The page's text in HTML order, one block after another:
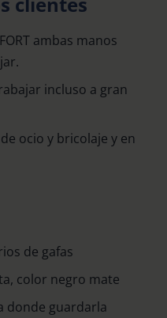
ambas manos
incluso a gran
ocio y bricolaje y en
de gafas
color negro mate
donde guardarla